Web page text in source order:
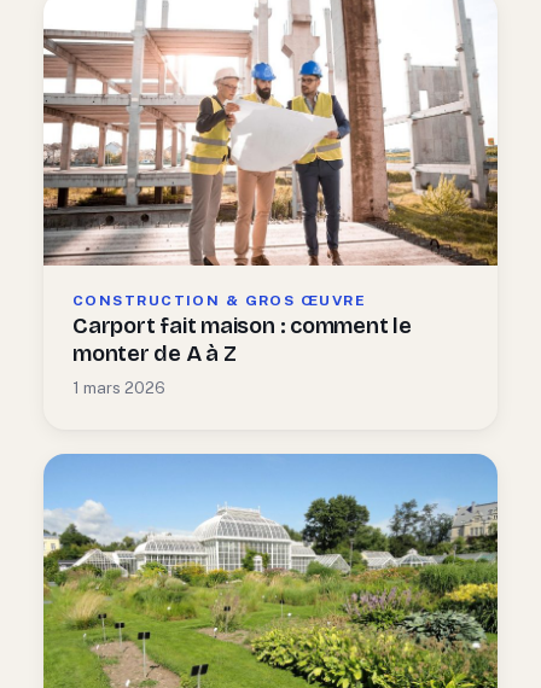
CONSTRUCTION & GROS ŒUVRE
Carport fait maison : comment le
monter de A à Z
1 mars 2026